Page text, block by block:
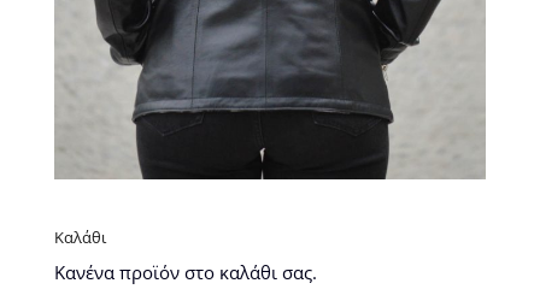
Καλάθι
Κανένα προϊόν στο καλάθι σας.